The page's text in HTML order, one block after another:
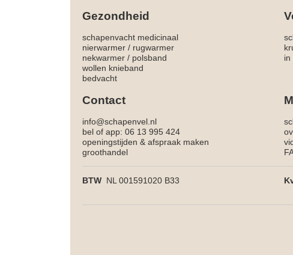
Gezondheid
schapenvacht medicinaal
nierwarmer / rugwarmer
nekwarmer / polsband in
wollen knieband
bedvacht
Contact
info@schapenvel.nl
bel of app: 06 13 995 424
openingstijden & afspraak maken
groothandel
BTW NL 001591020 B33